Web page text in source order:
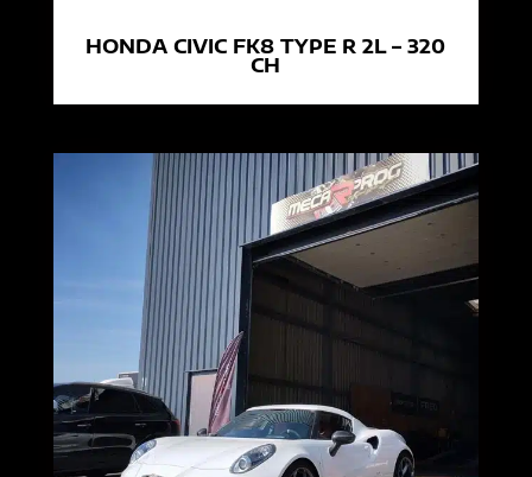
HONDA CIVIC FK8 TYPE R 2L – 320
CH